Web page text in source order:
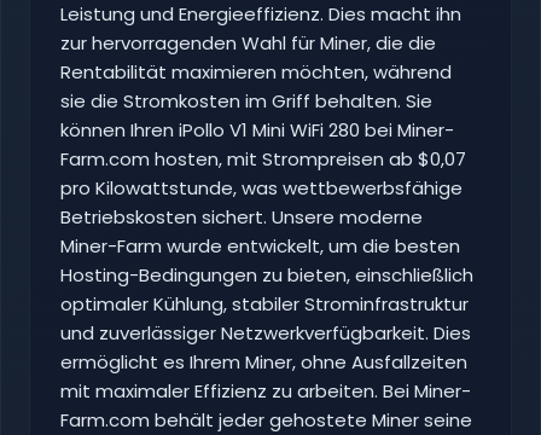
Leistung und Energieeffizienz. Dies macht ihn
zur hervorragenden Wahl für Miner, die die
Rentabilität maximieren möchten, während
sie die Stromkosten im Griff behalten. Sie
können Ihren iPollo V1 Mini WiFi 280 bei Miner-
Farm.com hosten, mit Strompreisen ab $0,07
pro Kilowattstunde, was wettbewerbsfähige
Betriebskosten sichert. Unsere moderne
Miner-Farm wurde entwickelt, um die besten
Hosting-Bedingungen zu bieten, einschließlich
optimaler Kühlung, stabiler Strominfrastruktur
und zuverlässiger Netzwerkverfügbarkeit. Dies
ermöglicht es Ihrem Miner, ohne Ausfallzeiten
mit maximaler Effizienz zu arbeiten. Bei Miner-
Farm.com behält jeder gehostete Miner seine